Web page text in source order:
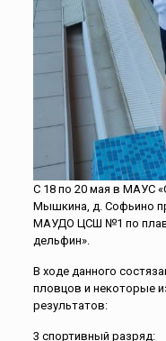
С 18 по 20 мая в МАУС
Мышкина, д. Софьино
МАУДО ЦСШ №1 по
дельфин».
В ходе данного
пловцов и некоторые
результатов:
3 спортивный разряд: